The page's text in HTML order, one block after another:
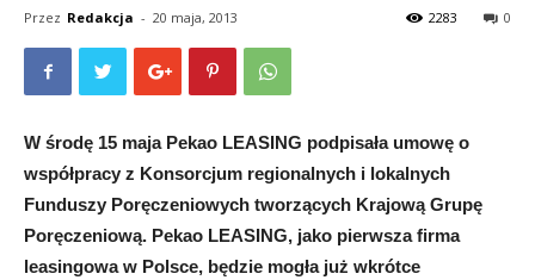
Przez Redakcja - 20 maja, 2013 0
2283
W środę 15 maja Pekao LEASING podpisała umowę o
współpracy z Konsorcjum regionalnych i lokalnych
Funduszy Poręczeniowych tworzących Krajową Grupę
Poręczeniową. Pekao LEASING, jako pierwsza firma
leasingowa w Polsce, będzie mogła już wkrótce